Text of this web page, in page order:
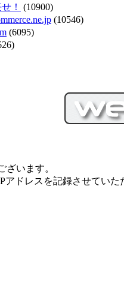
！
(10900)
(10546)
(6095)
います。
ドレスを記録させていた